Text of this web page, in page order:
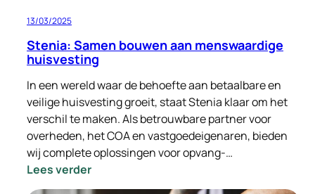
13/03/2025
Stenia: Samen bouwen aan menswaardige
huisvesting
In een wereld waar de behoefte aan betaalbare en
veilige huisvesting groeit, staat Stenia klaar om het
verschil te maken. Als betrouwbare partner voor
overheden, het COA en vastgoedeigenaren, bieden
wij complete oplossingen voor opvang-…
Lees verder:
Stenia: